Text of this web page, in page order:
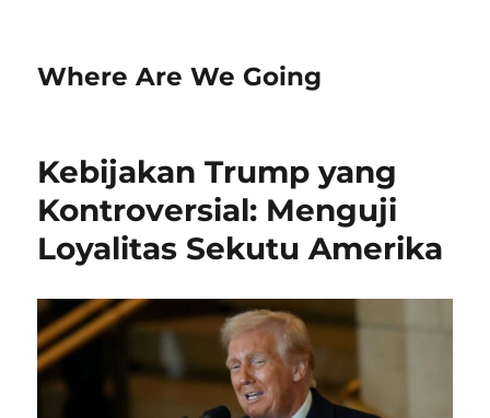
Where Are We Going
Kebijakan Trump yang
Kontroversial: Menguji
Loyalitas Sekutu Amerika